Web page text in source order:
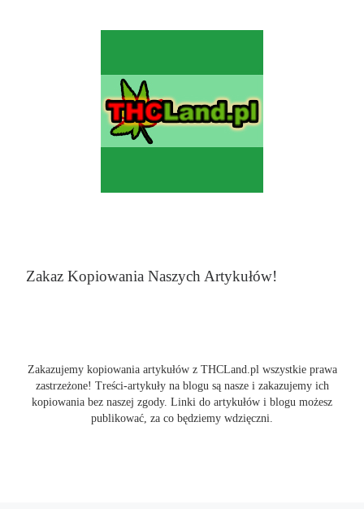
Zakaz Kopiowania Naszych Artykułów!
Zakazujemy kopiowania artykułów z THCLand.pl wszystkie prawa
zastrzeżone! Treści-artykuły na blogu są nasze i zakazujemy ich
kopiowania bez naszej zgody. Linki do artykułów i blogu możesz
publikować, za co będziemy wdzięczni.